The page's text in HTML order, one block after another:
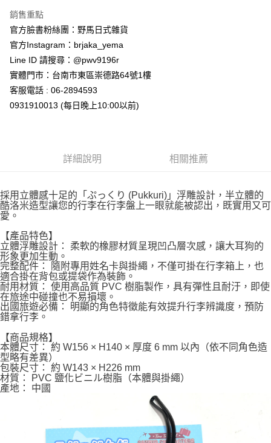
每筆NT$65，滿NT$999(含以上)免運費
宅配
每筆NT$100，滿NT$999(含以上)免運費
銷售重點
官方臉書粉絲團：野馬日式雜貨
官方Instagram：brjaka_yema
Line ID 請搜尋：@pwv9196r
實體門市：台南市東區崇德路64號1樓
客服電話 : 06-2894593
0931910013 (每日晚上10:00以前)
詳細說明 相關推薦
採用立體感十足的「ぷっくり (Pukkuri)」浮雕設計，半立體的
酷洛米造型讓您的行李在行李盤上一眼就能被認出，既實用又可
愛。
【產品特色】
立體浮雕設計： 柔軟的橡膠材質呈現凹凸層次感，讓大耳狗的
形象更加生動。
完整配件： 隨附專用姓名卡與掛繩，不僅可掛在行李箱上，也
適合掛在背包或提袋作為裝飾。
耐用材質： 使用高品質 PVC 樹脂製作，具有彈性且耐汙，即使
在旅途中碰撞也不易損壞。
出國旅遊必備： 明顯的角色特徵能有效提升行李辨識度，預防
錯拿行李。
【商品規格】
本體尺寸： 約 W156 × H140 × 厚度 6 mm 以內（依不同角色造
型略有差異）
包裝尺寸： 約 W143 × H226 mm
材質： PVC 鹽化ビニル樹脂（本體與掛繩）
產地： 中國